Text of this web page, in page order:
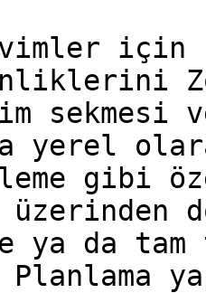
için
sekmesi
yerel
gibi
ya da
Planlama